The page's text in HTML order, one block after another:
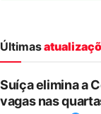
Últimas
Suíça elimina a
vagas nas